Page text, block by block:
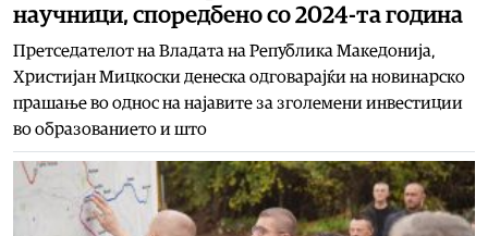
научници, споредбено со 2024-та година
Претседателот на Владата на Република Македонија,
Христијан Мицкоски денеска одговарајќи на новинарско
прашање во однос на најавите за зголемени инвестиции
во образованието и што